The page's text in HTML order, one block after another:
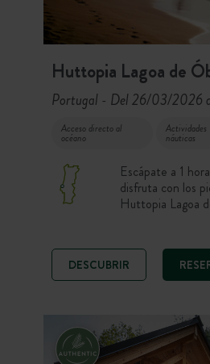
Huttopia Lagoa de
Portugal - Del 26/03/2026
Acceso directo al
océano
Actividades
náuticas
Escápate a 1
disfruta con los
Huttopia Lagoa
amantes de las
los deportes de
surfcampista
DESCUBRIR